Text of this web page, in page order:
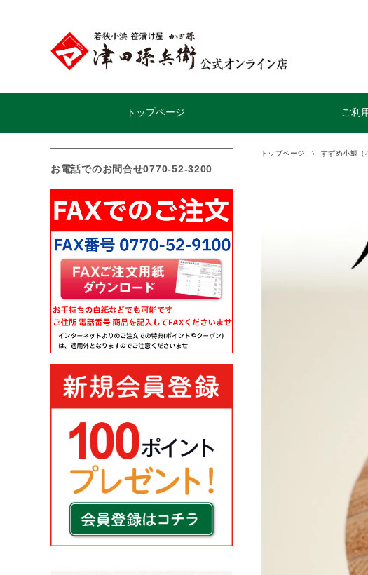
トップページ ご利
トップページ すずめ小鯛（
お電話でのお問合せ0770-52-3200